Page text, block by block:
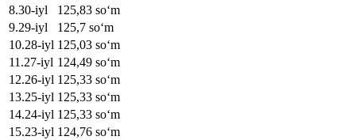
8.30-iyl 125,83 soʻm
9.29-iyl 125,7 soʻm
10.28-iyl 125,03 soʻm
11 .27-iyl 124,49 soʻm
12.26-iyl 125,33 soʻm
13.25-iyl 125,33 soʻm
14.24-iyl 125,33 soʻm
15.23-iyl 124,76 soʻm